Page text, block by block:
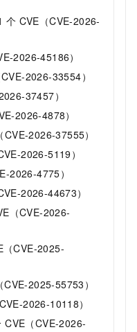
CVE（CVE-2026-
2026-45186）
2026-33554）
37457）
2026-4878）
2026-37555）
2026-5119）
2026-4775）
2026-44673）
（CVE-2026-
CVE-2025-
2025-55753）
2026-10118）
（CVE-2026-